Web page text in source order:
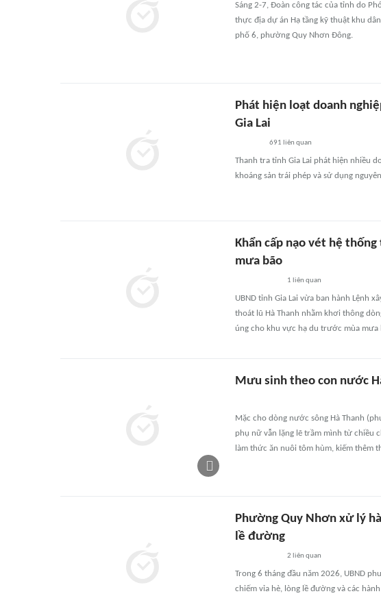
Sáng 2-7, Đoàn công tác của tỉnh do
thực địa dự án Hạ tầng kỹ thuật khu
phố 6, phường Quy Nhơn Đông.
Phát hiện loạt doanh
Gia Lai
691 liên quan
Thanh tra tỉnh Gia Lai phát hiện nhiều
khoáng sản trái phép và sử dụng
Khẩn cấp nạo vét hệ
mưa bão
1 liên quan
UBND tỉnh Gia Lai vừa ban hành Lệnh
thoát lũ Hà Thanh nhằm khơi thông
úng cho khu vực hạ du trước mùa mưa
Mưu sinh theo con nước
Mặc cho dòng nước sông Hà Thanh
phụ nữ vẫn lặng lẽ trầm mình từ chiều
làm thức ăn nuôi tôm hùm, kiếm thêm
Phường Quy Nhơn xử lý
lề đường
2 liên quan
Trong 6 tháng đầu năm 2026, UBND
chiếm vỉa hè, lòng lề đường và các